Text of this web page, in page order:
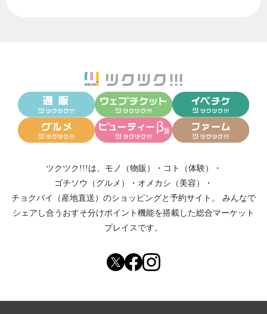
ツクツク!!!は、 モノ（物販） ・ コト（体験）
・
ゴチソウ（グルメ）
・ オメカシ（美容）
・
チョクバイ（産地直送） のショッピングと予約サイト。
みんなで
シェアし合う おすそ分けポイント機能を搭載した総合マーケット
プレイスです。